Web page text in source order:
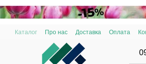
Перейти до основного контенту
Каталог Про нас Доставка Оплата